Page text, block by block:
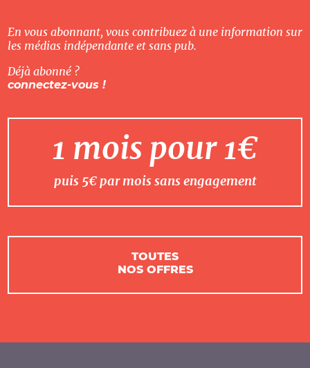
En vous abonnant, vous contribuez à une information sur
les médias indépendante et sans pub.
Déjà abonné ?
connectez-vous !
1 mois pour 1€
puis 5€ par mois sans engagement
TOUTES
NOS OFFRES